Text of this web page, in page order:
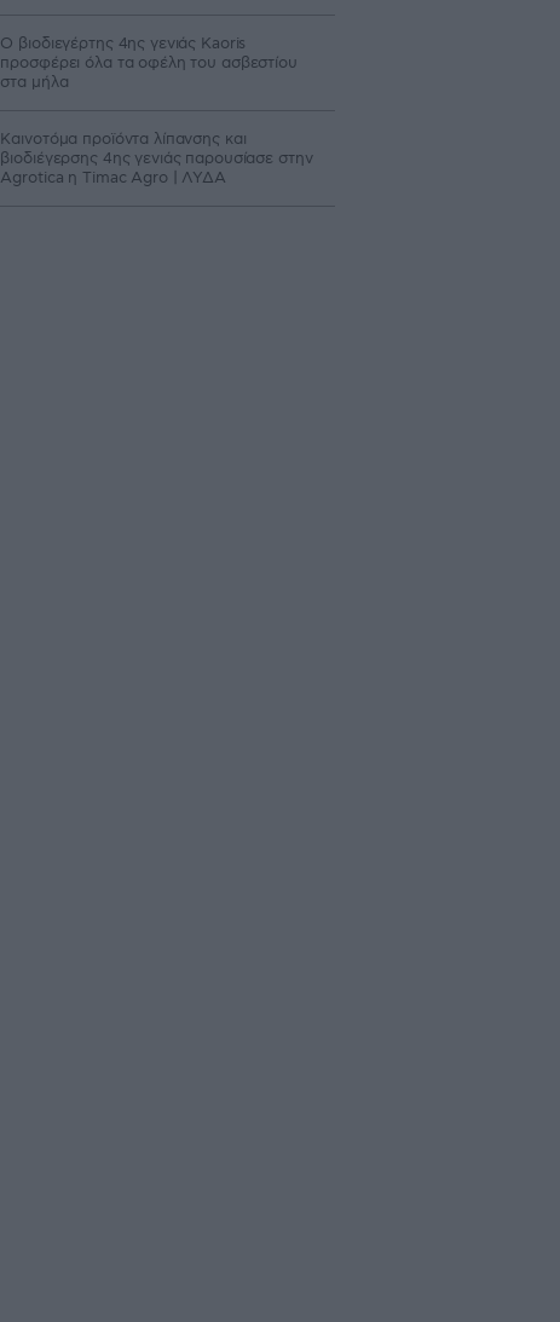
Ο βιοδιεγέρτης 4ης γενιάς Kaoris
προσφέρει όλα τα οφέλη του ασβεστίου
στα μήλα
Καινοτόμα προϊόντα λίπανσης και
βιοδιέγερσης 4ης γενιάς παρουσίασε στην
Agrotica η Timac Agro | ΛΥΔΑ